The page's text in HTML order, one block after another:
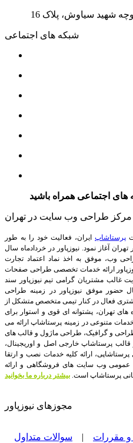
شبکه های اجتماعی
مرکز طراحی وب سایت در تهران
پرستاشاپ ایران، فعالیت خود را به طور
در زمینه پرستاشاپ از سال 1390 در تهران آغاز نمود. نیوزپاور در خردادماه سال
وب، موفق به اخذ نماد اعتماد تجارت
ارائه خدمات تخصصی طراحی صفحات
غالب مشتریان گرامی تیم نیوزپاور سند
حضور موفق نیوزپاور در زمینه طراحی
فعال در کنار تیمی متخصص متشکل از
های تهران، پشتوانه ای قوی و استوار برای
خدمات متنوعی در زمینه پرستاشاپ ارائه می
طراحی و گرافیک، طراحی ماژول و قالب های
قالب پرستاشاپ خارجی اصل و اوریجینال،
ارائه کلیه خدمات نصب و ارتقا
عمومی وب سایت های فروشگاهی و ارائه
پرستاشاپ است. بیشتر درباره ما بخوانید
مجوزهای نیوزپاور
و مقررات | سوالات متداول